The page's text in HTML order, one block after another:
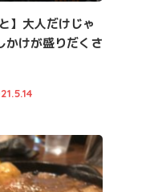
】大人だけじゃ
かけが盛りだくさ